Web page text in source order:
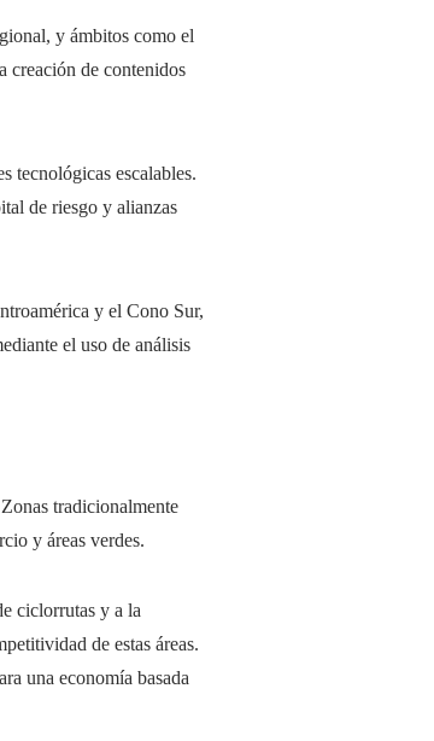
y ámbitos como el
creación de contenidos
tecnológicas escalables.
de riesgo y alianzas
y el Cono Sur,
el uso de análisis
tradicionalmente
y áreas verdes.
ciclorrutas y a la
de estas áreas.
una economía basada